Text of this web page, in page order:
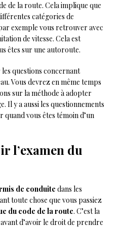
de la route. Cela implique que
catégories de
exemple vous retrouver avec
de vitesse. Cela est
êtes sur une autoroute.
questions concernant
Vous devrez en même temps
sur la méthode à adopter
Il y a aussi les questionnements
vous êtes témoin d’un
l’examen du
de conduite dans les
toute chose que vous passiez
du code de la route. C’est la
d’avoir le droit de prendre